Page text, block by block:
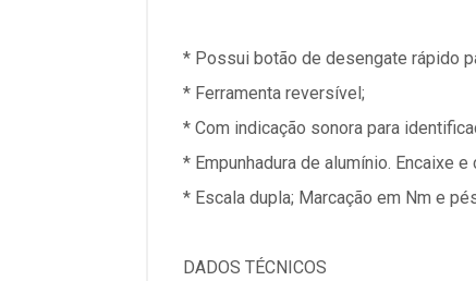
* Possui botão de desengate rápido
* Ferramenta reversível;
* Com indicação sonora para
* Empunhadura de alumínio. Encaixe
* Escala dupla; Marcação em Nm e
DADOS TÉCNICOS